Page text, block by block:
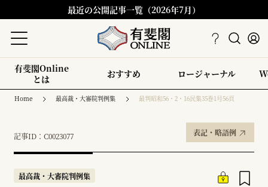
最近の公開記事一覧（2026年7月）
有斐閣Online
とは
おすすめ ロージャーナル
Home 最高裁・大審院判例集 最判昭和56・2・16民集35巻1号56頁
記事ID：C0023077 表記・略語例
最高裁・大審院判例集